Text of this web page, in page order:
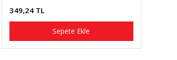
349,24 TL
Sepete Ekle